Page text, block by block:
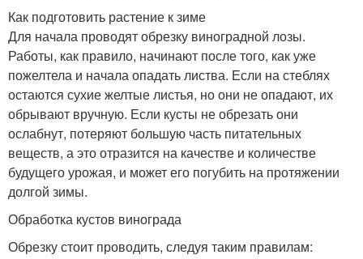
Как подготовить растение к зиме
Для начала проводят обрезку виноградной лозы.
Работы, как правило, начинают после того, как уже
пожелтела и начала опадать листва. Если на стеблях
остаются сухие желтые листья, но они не опадают, их
обрывают вручную. Если кусты не обрезать они
ослабнут, потеряют большую часть питательных
веществ, а это отразится на качестве и количестве
будущего урожая, и может его погубить на протяжении
долгой зимы.
Обработка кустов винограда
Обрезку стоит проводить, следуя таким правилам: